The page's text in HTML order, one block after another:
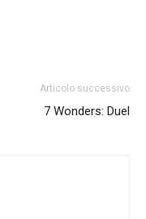
Articolo successivo
7 Wonders: Duel